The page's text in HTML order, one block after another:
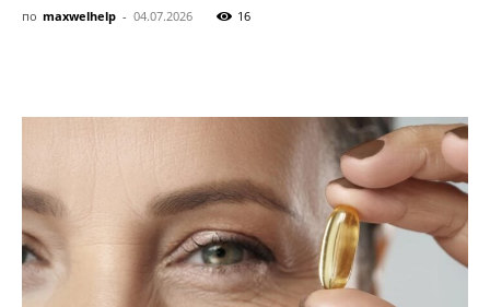
по maxwelhelp - 04.07.2026 16